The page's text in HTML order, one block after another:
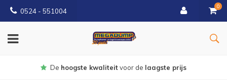
0524 - 551004
0
Gratisbezorgd vanaf €150